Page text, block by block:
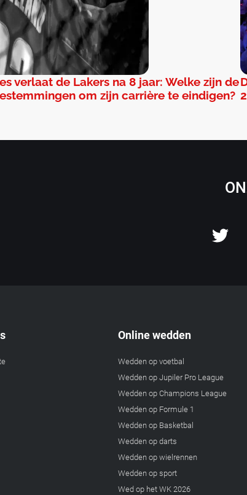
verlaat de Lakers na 8 jaar: Welke zijn de
om zijn carrière te eindigen?
Online wedden
Wedden op voetbal
Wedden op Jupiler Pro League
Wedden op Champions League
Wedden op Formule 1
Wedden op Basketbal
Wedden op darts
Wedden op wielrennen
Wedden op sport
Wed op het WK 2026